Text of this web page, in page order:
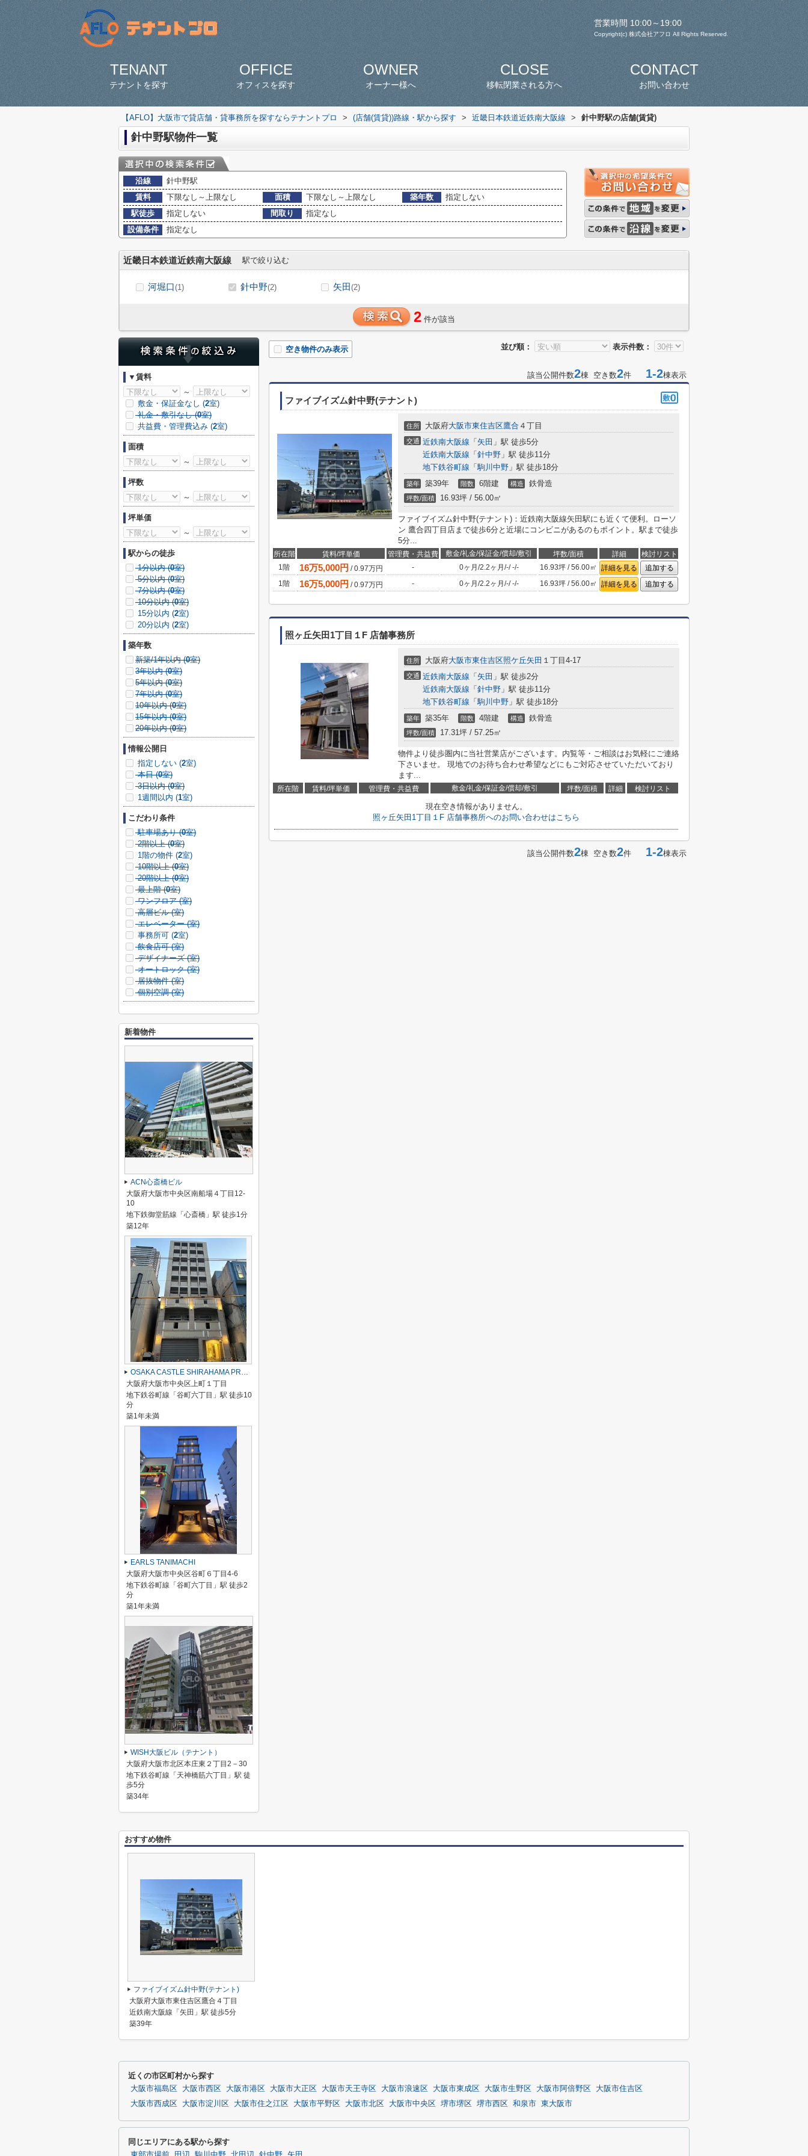
営業時間 10:00～19:00
Copyright(c) 株式会社アフロ All Rights Reserved.
TENANT
テナントを探す
OFFICE
オフィスを探す
OWNER
オーナー様へ
CLOSE
移転閉業される方へ
CONTACT
お問い合わせ
【AFLO】大阪市で貸店舗・貸事務所を探すならテナントプロ > (店舗(賃貸))路線・駅から探す > 近畿日本鉄道近鉄南大阪線 > 針中野駅の店舗(賃貸)
針中野駅物件一覧
沿線
針中野駅
賃料
下限なし～上限なし 面積 下限なし～上限なし 築年数
指定しない
駅徒歩
指定しない 間取り
指定なし
設備条件
指定なし
近畿日本鉄道近鉄南大阪線 駅で絞り込む
河堀口(1) 針中野(2) 矢田(2)
2 件が該当
並び順： 表示件数：
空き物件のみ表示
該当公開件数2棟 空き数2件 1-2棟表示
ファイブイズム針中野(テナント)
住所 大阪府大阪市東住吉区鷹合 ４丁目
交通 近鉄南大阪線 「 矢田 」駅 徒歩5分
近鉄南大阪線 「 針中野 」駅 徒歩11分
地下鉄谷町線 「駒川中野 」駅 徒歩18分
築年 築39年 階数 6階建 構造 鉄骨造
坪数/面積 16.93坪 / 56.00㎡
ファイブイズム針中野(テナント)：近鉄南大阪線矢田駅にも近くて便利。ローソ
ン 鷹合四丁目店まで徒歩6分と近場にコンビニがあるのもポイント。駅まで徒歩
5分...
所在階 賃料/坪単価 管理費・共益費 敷金/礼金/保証金/償却/敷引 坪数/面積 詳細
検討リスト
1階
16万5,000円 /0.97万円 - 0ヶ月 /2.2ヶ月 /-/-/- 16.93坪 / 56.00㎡ 詳細を見る
追加する
1階
16万5,000円 /0.97万円 - 0ヶ月 /2.2ヶ月 /-/-/- 16.93坪 / 56.00㎡ 詳細を見る 追加する
照ヶ丘矢田1丁目１F 店舗事務所
住所 大阪府大阪市東住吉区照ケ丘矢田 １丁目4‐17
交通 近鉄南大阪線 「 矢田 」駅 徒歩2分
近鉄南大阪線 「 針中野 」駅 徒歩11分
地下鉄谷町線 「駒川中野 」駅 徒歩18分
築年 築35年 階数 4階建 構造 鉄骨造
坪数/面積 17.31坪 / 57.25㎡
物件より徒歩圏内に当社営業店がございます。内覧等・ご相談はお気軽にご連絡
下さいませ。 現地でのお待ち合わせ希望などにもご対応させていただいており
ます...
所在階 賃料/坪単価 管理費・共益費 敷金/礼金/保証金/償却/敷引 坪数/面積 詳細 検討リスト
現在空き情報がありません。
照ヶ丘矢田1丁目１F 店舗事務所へのお問い合わせはこちら
該当公開件数2棟 空き数2件 1-2棟表示
▼賃料
～
敷金・保証金なし (2室)
礼金・敷引なし (0室)
共益費・管理費込み (2室)
面積
～
坪数
～
坪単価
～
駅からの徒歩
1分以内 (0室)
5分以内 (0室)
7分以内 (0室)
10分以内 (0室)
15分以内 (2室)
20分以内 (2室)
築年数
新築/1年以内 (0室)
3年以内 (0室)
5年以内 (0室)
7年以内 (0室)
10年以内 (0室)
15年以内 (0室)
20年以内 (0室)
情報公開日
指定しない (2室)
本日 (0室)
3日以内 (0室)
1週間以内 (1室)
こだわり条件
駐車場あり (0室)
2階以上 (0室)
1階の物件 (2室)
10階以上 (0室)
20階以上 (0室)
最上階 (0室)
ワンフロア (室)
高層ビル (室)
エレベーター (室)
事務所可 (2室)
飲食店可 (室)
デザイナーズ (室)
オートロック (室)
居抜物件 (室)
個別空調 (室)
新着物件
ACN心斎橋ビル
大阪府大阪市中央区南船場４丁目12-
10
地下鉄御堂筋線「心斎橋」駅 徒歩1分
築12年
OSAKA CASTLE SHIRAHAMA PREMIER
大阪府大阪市中央区上町１丁目
地下鉄谷町線「谷町六丁目」駅 徒歩10
分
築1年未満
EARLS TANIMACHI
大阪府大阪市中央区谷町６丁目4-6
地下鉄谷町線「谷町六丁目」駅 徒歩2
分
築1年未満
WISH大阪ビル（テナント）
大阪府大阪市北区本庄東２丁目2－30
地下鉄谷町線「天神橋筋六丁目」駅 徒
歩5分
築34年
おすすめ物件
ファイブイズム針中野(テナント)
大阪府大阪市東住吉区鷹合４丁目
近鉄南大阪線「矢田」駅 徒歩5分
築39年
近くの市区町村から探す
大阪市福島区 大阪市西区 大阪市港区 大阪市大正区 大阪市天王寺区 大阪市浪速区 大阪市東成区 大阪市生野区 大阪市阿倍野区
大阪市住吉区
大阪市西成区
大阪市淀川区 大阪市住之江区 大阪市平野区 大阪市北区 大阪市中央区 堺市堺区 堺市西区 和泉市 東大阪市
同じエリアにある駅から探す